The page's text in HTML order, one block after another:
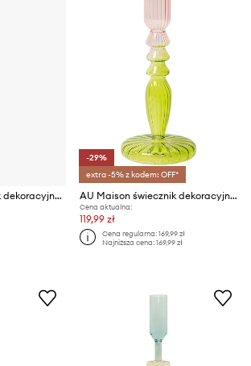
AU Maison świecznik dekoracyjny
-29%
extra -5% z kodem: OFF*
AU Maison świecznik dekoracyjny
Cena aktualna:
119,99 zł
Cena regularna:169,99 zł
Najniższa cena:169,99 zł